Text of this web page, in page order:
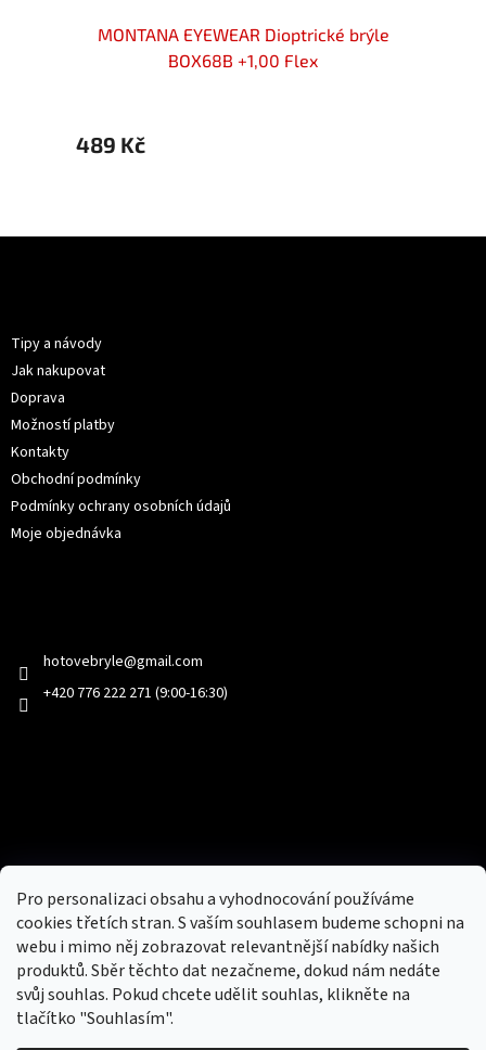
Pro personalizaci obsahu a vyhodnocování používáme
cookies třetích stran. S vaším souhlasem budeme schopni na
webu i mimo něj zobrazovat relevantnější nabídky našich
produktů. Sběr těchto dat nezačneme, dokud nám nedáte
svůj souhlas. Pokud chcete udělit souhlas, klikněte na
tlačítko "Souhlasím".
MONTANA EYEWEAR Dioptrické brýle
BOX68B +1,00 Flex
489 Kč
Tipy a návody
Jak nakupovat
Doprava
Možností platby
Kontakty
Obchodní podmínky
Podmínky ochrany osobních údajů
Moje objednávka
hotovebryle@gmail.com
+420 776 222 271 (9:00-16:30)
Přijímáme online platby